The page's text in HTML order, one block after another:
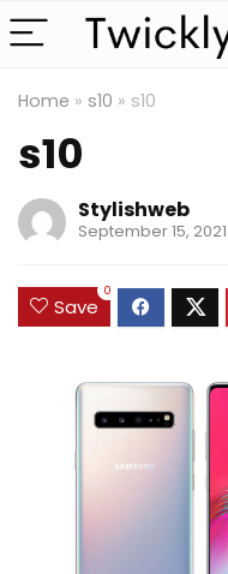
Home » s10 » s10
s10
Stylishweb
September 15, 2021
Save
0